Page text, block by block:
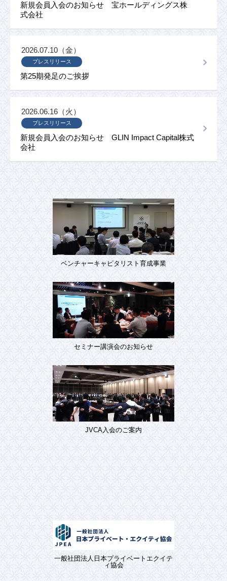
新規会員入会のお知らせ 宝ホールディングス株
式会社
第25期発足のご挨拶
プレスリリース
2026.07.10（金）
新規会員入会のお知らせ GLIN Impact Capital株式
会社
プレスリリース
2026.06.16（火）
ベンチャーキャピタリスト育成事業
セミナー講演会のお知らせ
JVCA入会のご案内
一般社団法人日本プライベートエクイテ
ィ協会